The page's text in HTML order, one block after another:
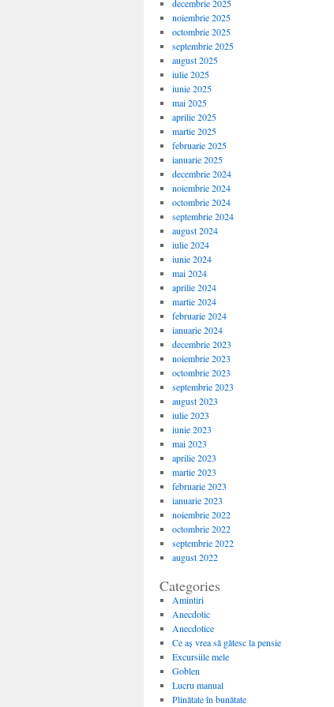
decembrie 2025
noiembrie 2025
octombrie 2025
septembrie 2025
august 2025
iulie 2025
iunie 2025
mai 2025
aprilie 2025
martie 2025
februarie 2025
ianuarie 2025
decembrie 2024
noiembrie 2024
octombrie 2024
septembrie 2024
august 2024
iulie 2024
iunie 2024
mai 2024
aprilie 2024
martie 2024
februarie 2024
ianuarie 2024
decembrie 2023
noiembrie 2023
octombrie 2023
septembrie 2023
august 2023
iulie 2023
iunie 2023
mai 2023
aprilie 2023
martie 2023
februarie 2023
ianuarie 2023
noiembrie 2022
octombrie 2022
septembrie 2022
august 2022
Categories
Amintiri
Anecdotic
Anecdotice
Ce aș vrea să gătesc la pensie
Excursiile mele
Goblen
Lucru manual
Plinătate în bunătate